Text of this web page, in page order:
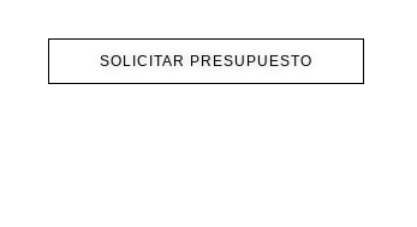
SOLICITAR PRESUPUESTO